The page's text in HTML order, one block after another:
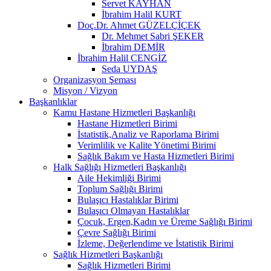
Servet KAYHAN
İbrahim Halil KURT
Doç.Dr. Ahmet GÜZELÇİÇEK
Dr. Mehmet Sabri ŞEKER
İbrahim DEMİR
İbrahim Halil CENGİZ
Seda UYDAŞ
Organizasyon Şeması
Misyon / Vizyon
Başkanlıklar
Kamu Hastane Hizmetleri Başkanlığı
Hastane Hizmetleri Birimi
İstatistik,Analiz ve Raporlama Birimi
Verimlilik ve Kalite Yönetimi Birimi
Sağlık Bakım ve Hasta Hizmetleri Birimi
Halk Sağlığı Hizmetleri Başkanlığı
Aile Hekimliği Birimi
Toplum Sağlığı Birimi
Bulaşıcı Hastalıklar Birimi
Bulaşıcı Olmayan Hastalıklar
Çocuk, Ergen,Kadın ve Üreme Sağlığı Birimi
Çevre Sağlığı Birimi
İzleme, Değerlendime ve İstatistik Birimi
Sağlık Hizmetleri Başkanlığı
Sağlık Hizmetleri Birimi